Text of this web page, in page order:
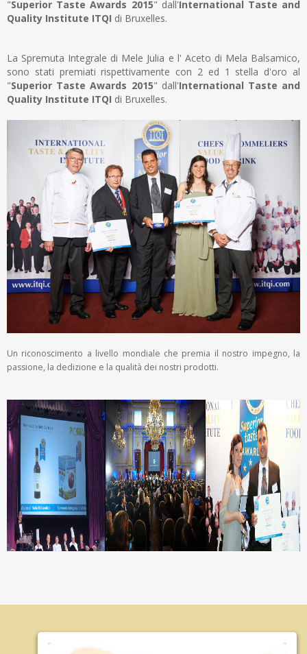
"Superior Taste Awards 2015" dall'International Taste and
Quality Institute ITQI di Bruxelles.
La Spremuta Integrale di Mele Julia e l' Aceto di Mela Balsamico,
sono stati premiati rispettivamente con 2 ed 1 stella d'oro al
"Superior Taste Awards 2015" dall'International Taste and
Quality Institute ITQI di Bruxelles.
Un riconoscimento a livello mondiale che premia il nostro impegno, la
passione, la dedizione e la qualità dei nostri prodotti.